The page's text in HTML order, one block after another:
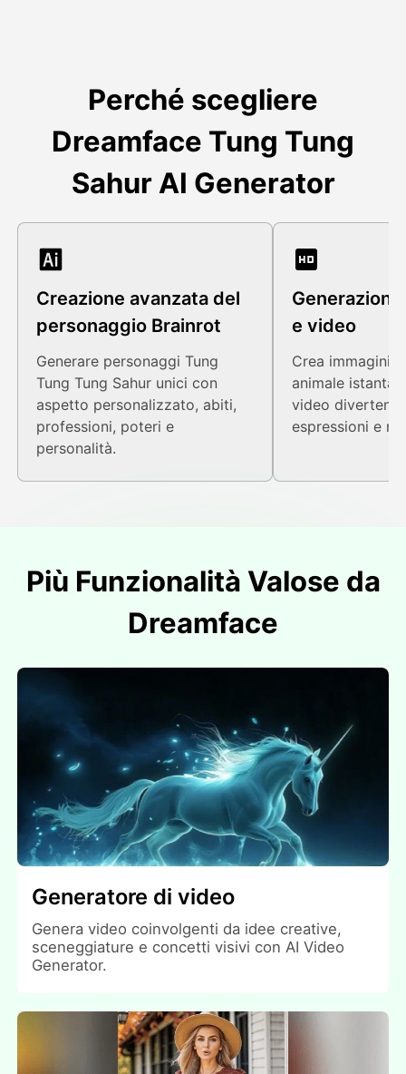
Perché scegliere
Dreamface Tung Tung
Sahur AI Generator
Creazione avanzata del
personaggio Brainrot
Generare personaggi Tung
Tung Tung Sahur unici con
aspetto personalizzato, abiti,
professioni, poteri e
personalità.
e video
Crea immagini
animale
video divertenti
espressioni e
Più Funzionalità Valose da
Dreamface
Generatore di video
Genera video coinvolgenti da idee creative,
sceneggiature e concetti visivi con AI Video
Generator.